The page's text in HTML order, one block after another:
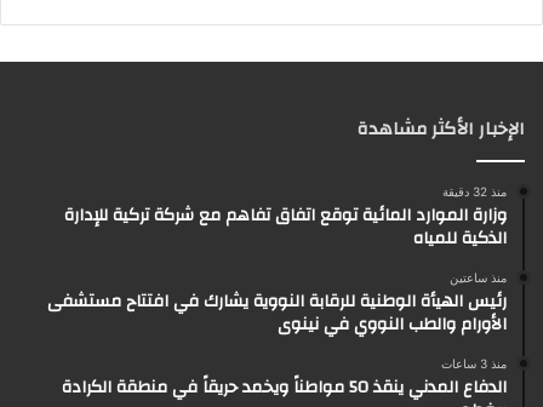
الإخبار الأكثر مشاهدة
منذ 32 دقيقة
وزارة الموارد المائية توقع اتفاق تفاهم مع شركة تركية للإدارة
الذكية للمياه
منذ ساعتين
رئيس الهيأة الوطنية للرقابة النووية يشارك في افتتاح مستشفى
الأورام والطب النووي في نينوى
منذ 3 ساعات
الدفاع المدني ينقذ 50 مواطناً ويخمد حريقاً في منطقة الكرادة